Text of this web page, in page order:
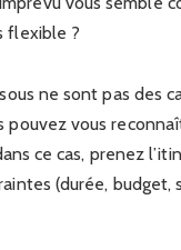
flexible ?
ne sont pas des
pouvez vous
ce cas, prenez
(durée, budget,